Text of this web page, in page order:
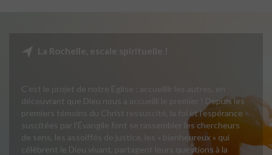
La Rochelle, escale spirituelle !
C’est le projet de notre Église : accueillir les autres, en
découvrant que Dieu nous a accueilli le premier ! Depuis les
premiers témoins du Christ ressuscité, la foi et l’espérance
suscitées par l’Évangile font se rassembler les chercheurs
de sens, les assoiffés de justice, les « bienheureux » qui
célèbrent le Dieu vivant, partagent leurs questions à la